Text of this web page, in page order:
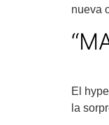
nueva
El
la